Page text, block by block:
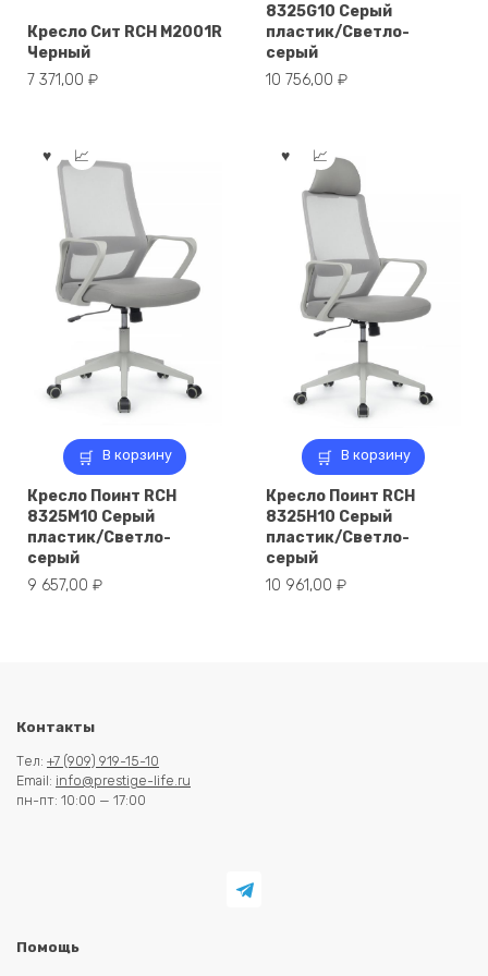
Кресло Сит RCH M2001R
Черный
7 371,00 ₽
8325G10 Серый
пластик/Светло-
серый
10 756,00 ₽
В корзину
Кресло Поинт RCH
8325M10 Серый
пластик/Светло-
серый
9 657,00 ₽
В корзину
Кресло Поинт RCH
8325H10 Серый
пластик/Светло-
серый
10 961,00 ₽
Контакты
Тел: +7 (909) 919-15-10
Email: info@prestige-life.ru
пн-пт: 10:00 — 17:00
Помощь